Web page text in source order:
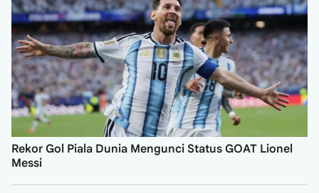
Rekor Gol Piala Dunia Mengunci Status GOAT Lionel
Messi